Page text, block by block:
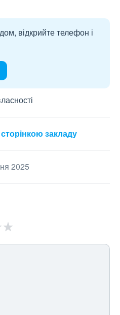
відкрийте телефон і
закладу
2025